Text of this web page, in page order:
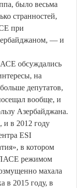
было весьма
странностей,
при
— и
обсуждались
на
депутатов,
вообще, и
Азербайджана.
и в 2012 году
ESI
в котором
ПАСЕ режимом
махала
в 2015 году, в